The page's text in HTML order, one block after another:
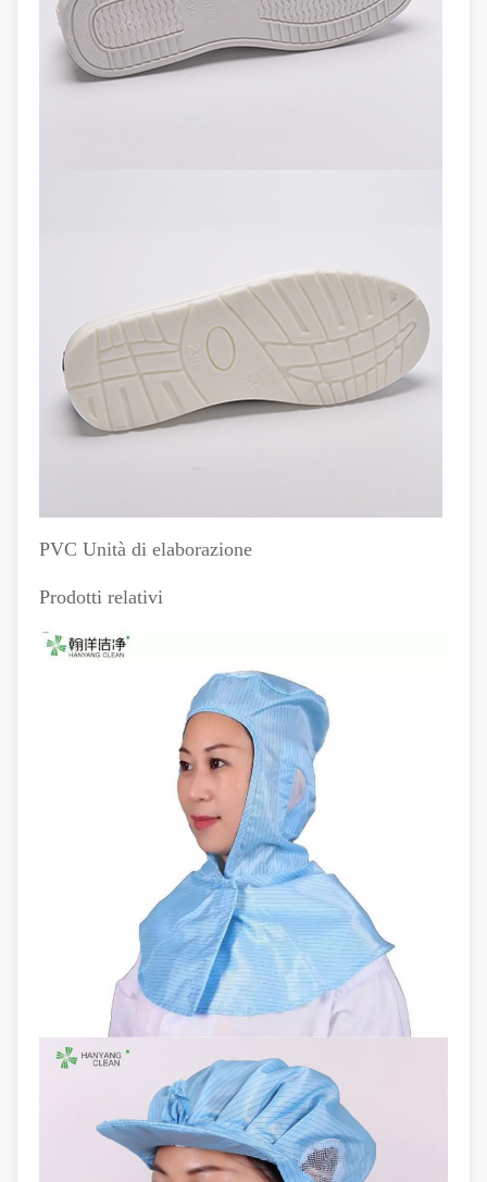
PVC Unità di elaborazione
Prodotti relativi